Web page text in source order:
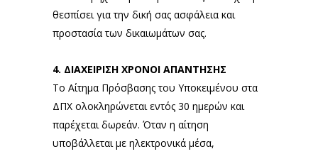
θεσπίσει για την δική σας ασφάλεια και
προστασία των δικαιωμάτων σας.
4. ΔΙΑΧΕΙΡΙΣΗ ΧΡΟΝΟΙ ΑΠΑΝΤΗΣΗΣ
Το Αίτημα Πρόσβασης του Υποκειμένου στα
ΔΠΧ ολοκληρώνεται εντός 30 ημερών και
παρέχεται δωρεάν. Όταν η αίτηση
υποβάλλεται με ηλεκτρονικά μέσα,